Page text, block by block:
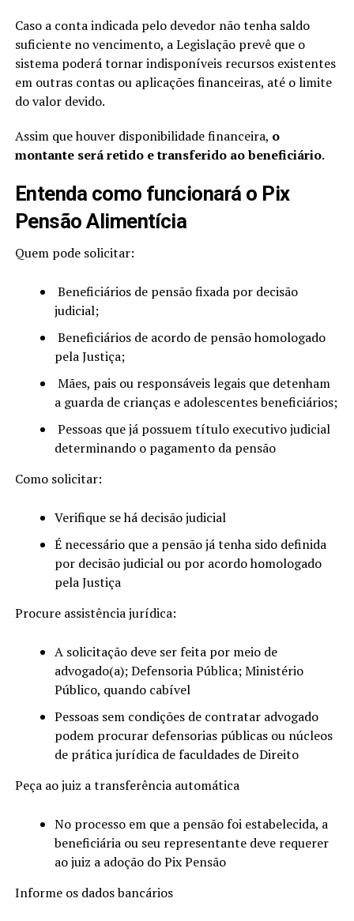
Caso a conta indicada pelo devedor não tenha saldo
suficiente no vencimento, a Legislação prevê que o
sistema poderá tornar indisponíveis recursos existentes
em outras contas ou aplicações financeiras, até o limite
do valor devido.
Assim que houver disponibilidade financeira, o
montante será retido e transferido ao beneficiário.
Entenda como funcionará o Pix
Pensão Alimentícia
Quem pode solicitar:
Beneficiários de pensão fixada por decisão
judicial;
Beneficiários de acordo de pensão homologado
pela Justiça;
Mães, pais ou responsáveis legais que detenham
a guarda de crianças e adolescentes beneficiários;
Pessoas que já possuem título executivo judicial
determinando o pagamento da pensão
Como solicitar:
Verifique se há decisão judicial
É necessário que a pensão já tenha sido definida
por decisão judicial ou por acordo homologado
pela Justiça
Procure assistência jurídica:
A solicitação deve ser feita por meio de
advogado(a); Defensoria Pública; Ministério
Público, quando cabível
Pessoas sem condições de contratar advogado
podem procurar defensorias públicas ou núcleos
de prática jurídica de faculdades de Direito
Peça ao juiz a transferência automática
No processo em que a pensão foi estabelecida, a
beneficiária ou seu representante deve requerer
ao juiz a adoção do Pix Pensão
Informe os dados bancários